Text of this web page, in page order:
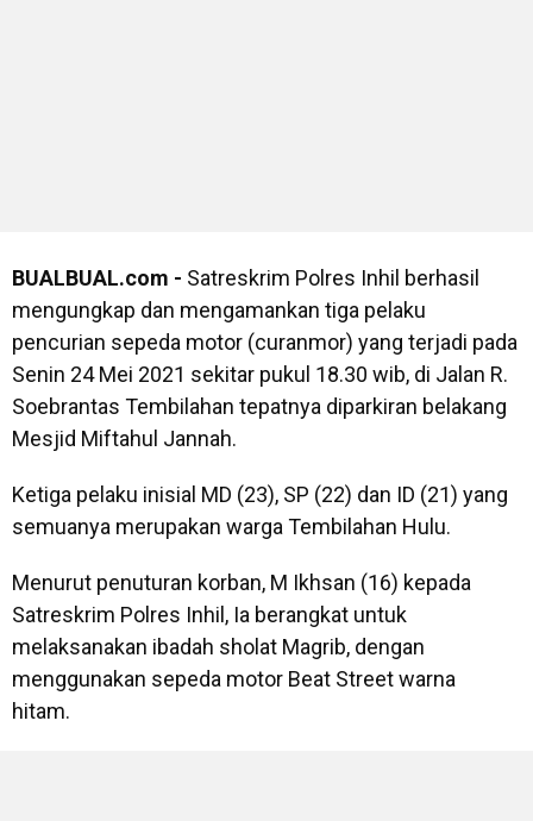
BUALBUAL.com - Satreskrim Polres Inhil berhasil
mengungkap dan mengamankan tiga pelaku
pencurian sepeda motor (curanmor) yang terjadi pada
Senin 24 Mei 2021 sekitar pukul 18.30 wib, di Jalan R.
Soebrantas Tembilahan tepatnya diparkiran belakang
Mesjid Miftahul Jannah.
Ketiga pelaku inisial MD (23), SP (22) dan ID (21) yang
semuanya merupakan warga Tembilahan Hulu.
Menurut penuturan korban, M Ikhsan (16) kepada
Satreskrim Polres Inhil, Ia berangkat untuk
melaksanakan ibadah sholat Magrib, dengan
menggunakan sepeda motor Beat Street warna
hitam.